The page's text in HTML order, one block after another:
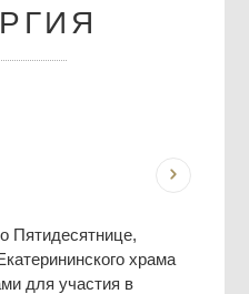
Пятидесятнице,
храма
для участия в